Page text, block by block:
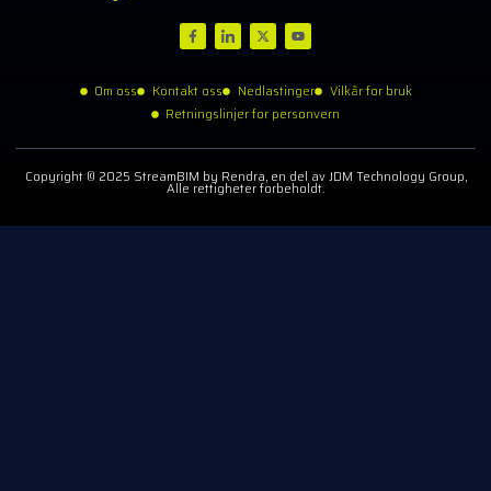
Om oss Kontakt oss Nedlastinger
Vilkår for bruk
Retningslinjer for personvern
Copyright © 2025 StreamBIM by Rendra, en del av JDM Technology Group,
Alle rettigheter forbeholdt.